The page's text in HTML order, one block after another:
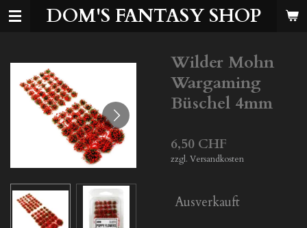
Zum
DOM'S FANTASY SHOP
Wilder Mohn
Wargaming
Büschel 4mm
6,50 CHF
zzgl. Versandkosten
Ausverkauft